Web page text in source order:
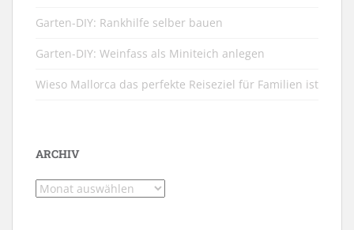
Garten-DIY: Rankhilfe selber bauen
Garten-DIY: Weinfass als Miniteich anlegen
Wieso Mallorca das perfekte Reiseziel für Familien ist
ARCHIV
Archiv